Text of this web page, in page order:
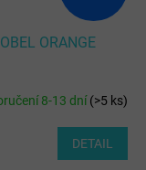
ORANGE
8-13 dní(>5 ks)
DETAIL